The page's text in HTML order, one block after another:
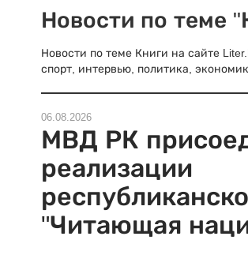
Новости по теме
Новости по теме Книги на сайте
спорт, интервью, политика,
06.08.2026
МВД РК
реализации
"Читающая